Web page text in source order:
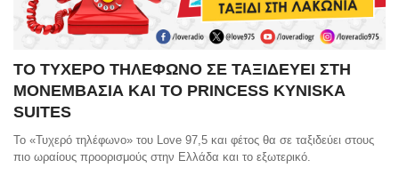
ΤΟ ΤΥΧΕΡΟ ΤΗΛΕΦΩΝΟ ΣΕ ΤΑΞΙΔΕΥΕΙ ΣΤΗ
ΜΟΝΕΜΒΑΣΙΑ ΚΑΙ ΤΟ PRINCESS KYNISKA
SUITES
Το «Τυχερό τηλέφωνο» του Love 97,5 και φέτος θα σε ταξιδεύει στους
πιο ωραίους προορισμούς στην Ελλάδα και το εξωτερικό.